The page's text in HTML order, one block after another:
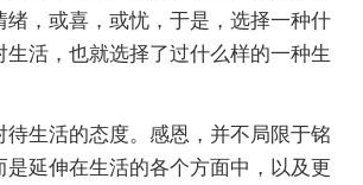
绪，或喜，或忧，于是，选择一种什
生活，也就选择了过什么样的一种生
待生活的态度。感恩，并不局限于铭
是延伸在生活的各个方面中，以及更